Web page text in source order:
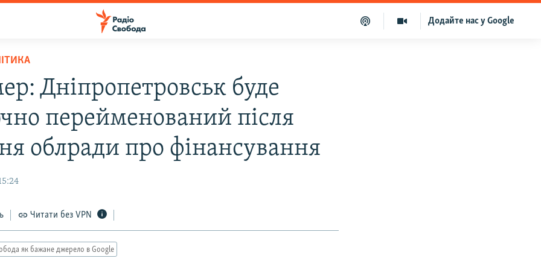
Додайте нас у Google
Дніпропетровськ буде
перейменований після
облради про фінансування
Читати без VPN
як бажане джерело в Google